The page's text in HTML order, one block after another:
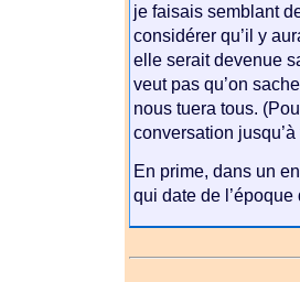
je faisais semblant
considérer qu’il y
elle serait devenue
veut pas qu’on
nous tuera tous.
conversation
En prime, dans un
qui date de l’époque